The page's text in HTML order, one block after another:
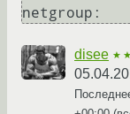
disee